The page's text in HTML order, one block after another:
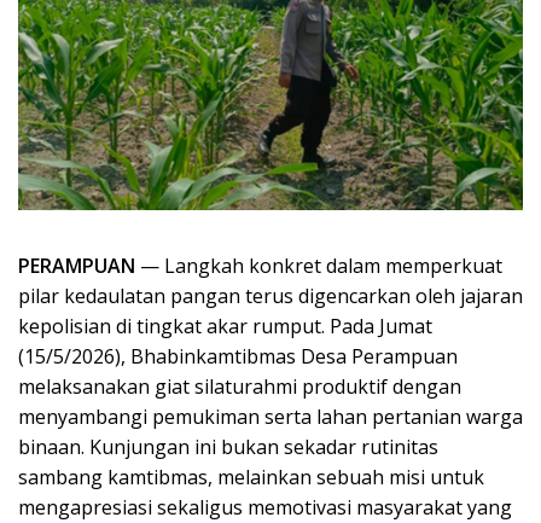
PERAMPUAN — Langkah konkret dalam memperkuat
pilar kedaulatan pangan terus digencarkan oleh jajaran
kepolisian di tingkat akar rumput. Pada Jumat
(15/5/2026), Bhabinkamtibmas Desa Perampuan
melaksanakan giat silaturahmi produktif dengan
menyambangi pemukiman serta lahan pertanian warga
binaan. Kunjungan ini bukan sekadar rutinitas
sambang kamtibmas, melainkan sebuah misi untuk
mengapresiasi sekaligus memotivasi masyarakat yang